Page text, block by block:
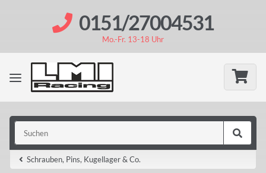
0151/27004531
Mo.-Fr. 13-18 Uhr
Schrauben, Pins, Kugellager & Co.